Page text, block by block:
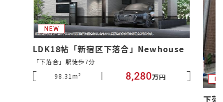
LDK18帖「新宿区下落合」Newhouse
「下落合」駅徒歩7分
98.31m²
8,280万円